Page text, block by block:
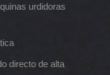
urdidoras
directo de alta